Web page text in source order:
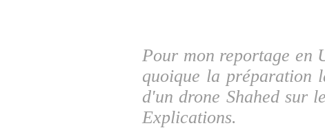
Pour mon reportage en
quoique la préparation
d'un drone Shahed sur
Explications.